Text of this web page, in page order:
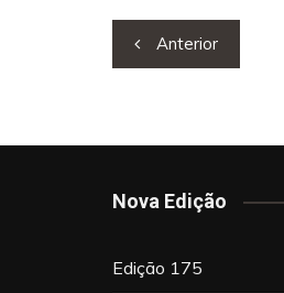
c
e
k
itt
er
Navegação
de
Anterior
Nova Edição
Edição 175